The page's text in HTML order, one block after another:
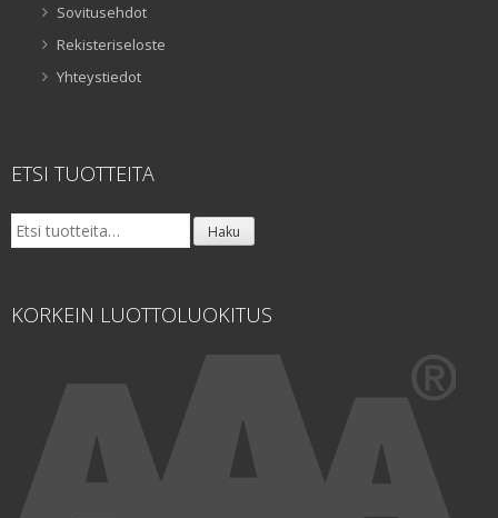
Sovitusehdot
Rekisteriseloste
Yhteystiedot
ETSI TUOTTEITA
Etsi: Haku
KORKEIN LUOTTOLUOKITUS